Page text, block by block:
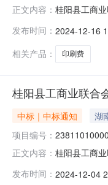
正文内容： 桂阳县工商
码:431021项
发布时间： 2024-12-16
相关产品：
印刷费
桂阳县工商业联合
中标｜中标通知 湖
项目编号：
正文内容： 桂阳县工商
在行政区划
发布时间： 2024-12-04